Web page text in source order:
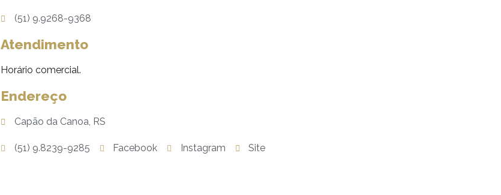
(51) 9.9268-9368
Atendimento
Horário comercial.
Endereço
Capão da Canoa, RS
(51) 9.8239-9285 Facebook Instagram Site